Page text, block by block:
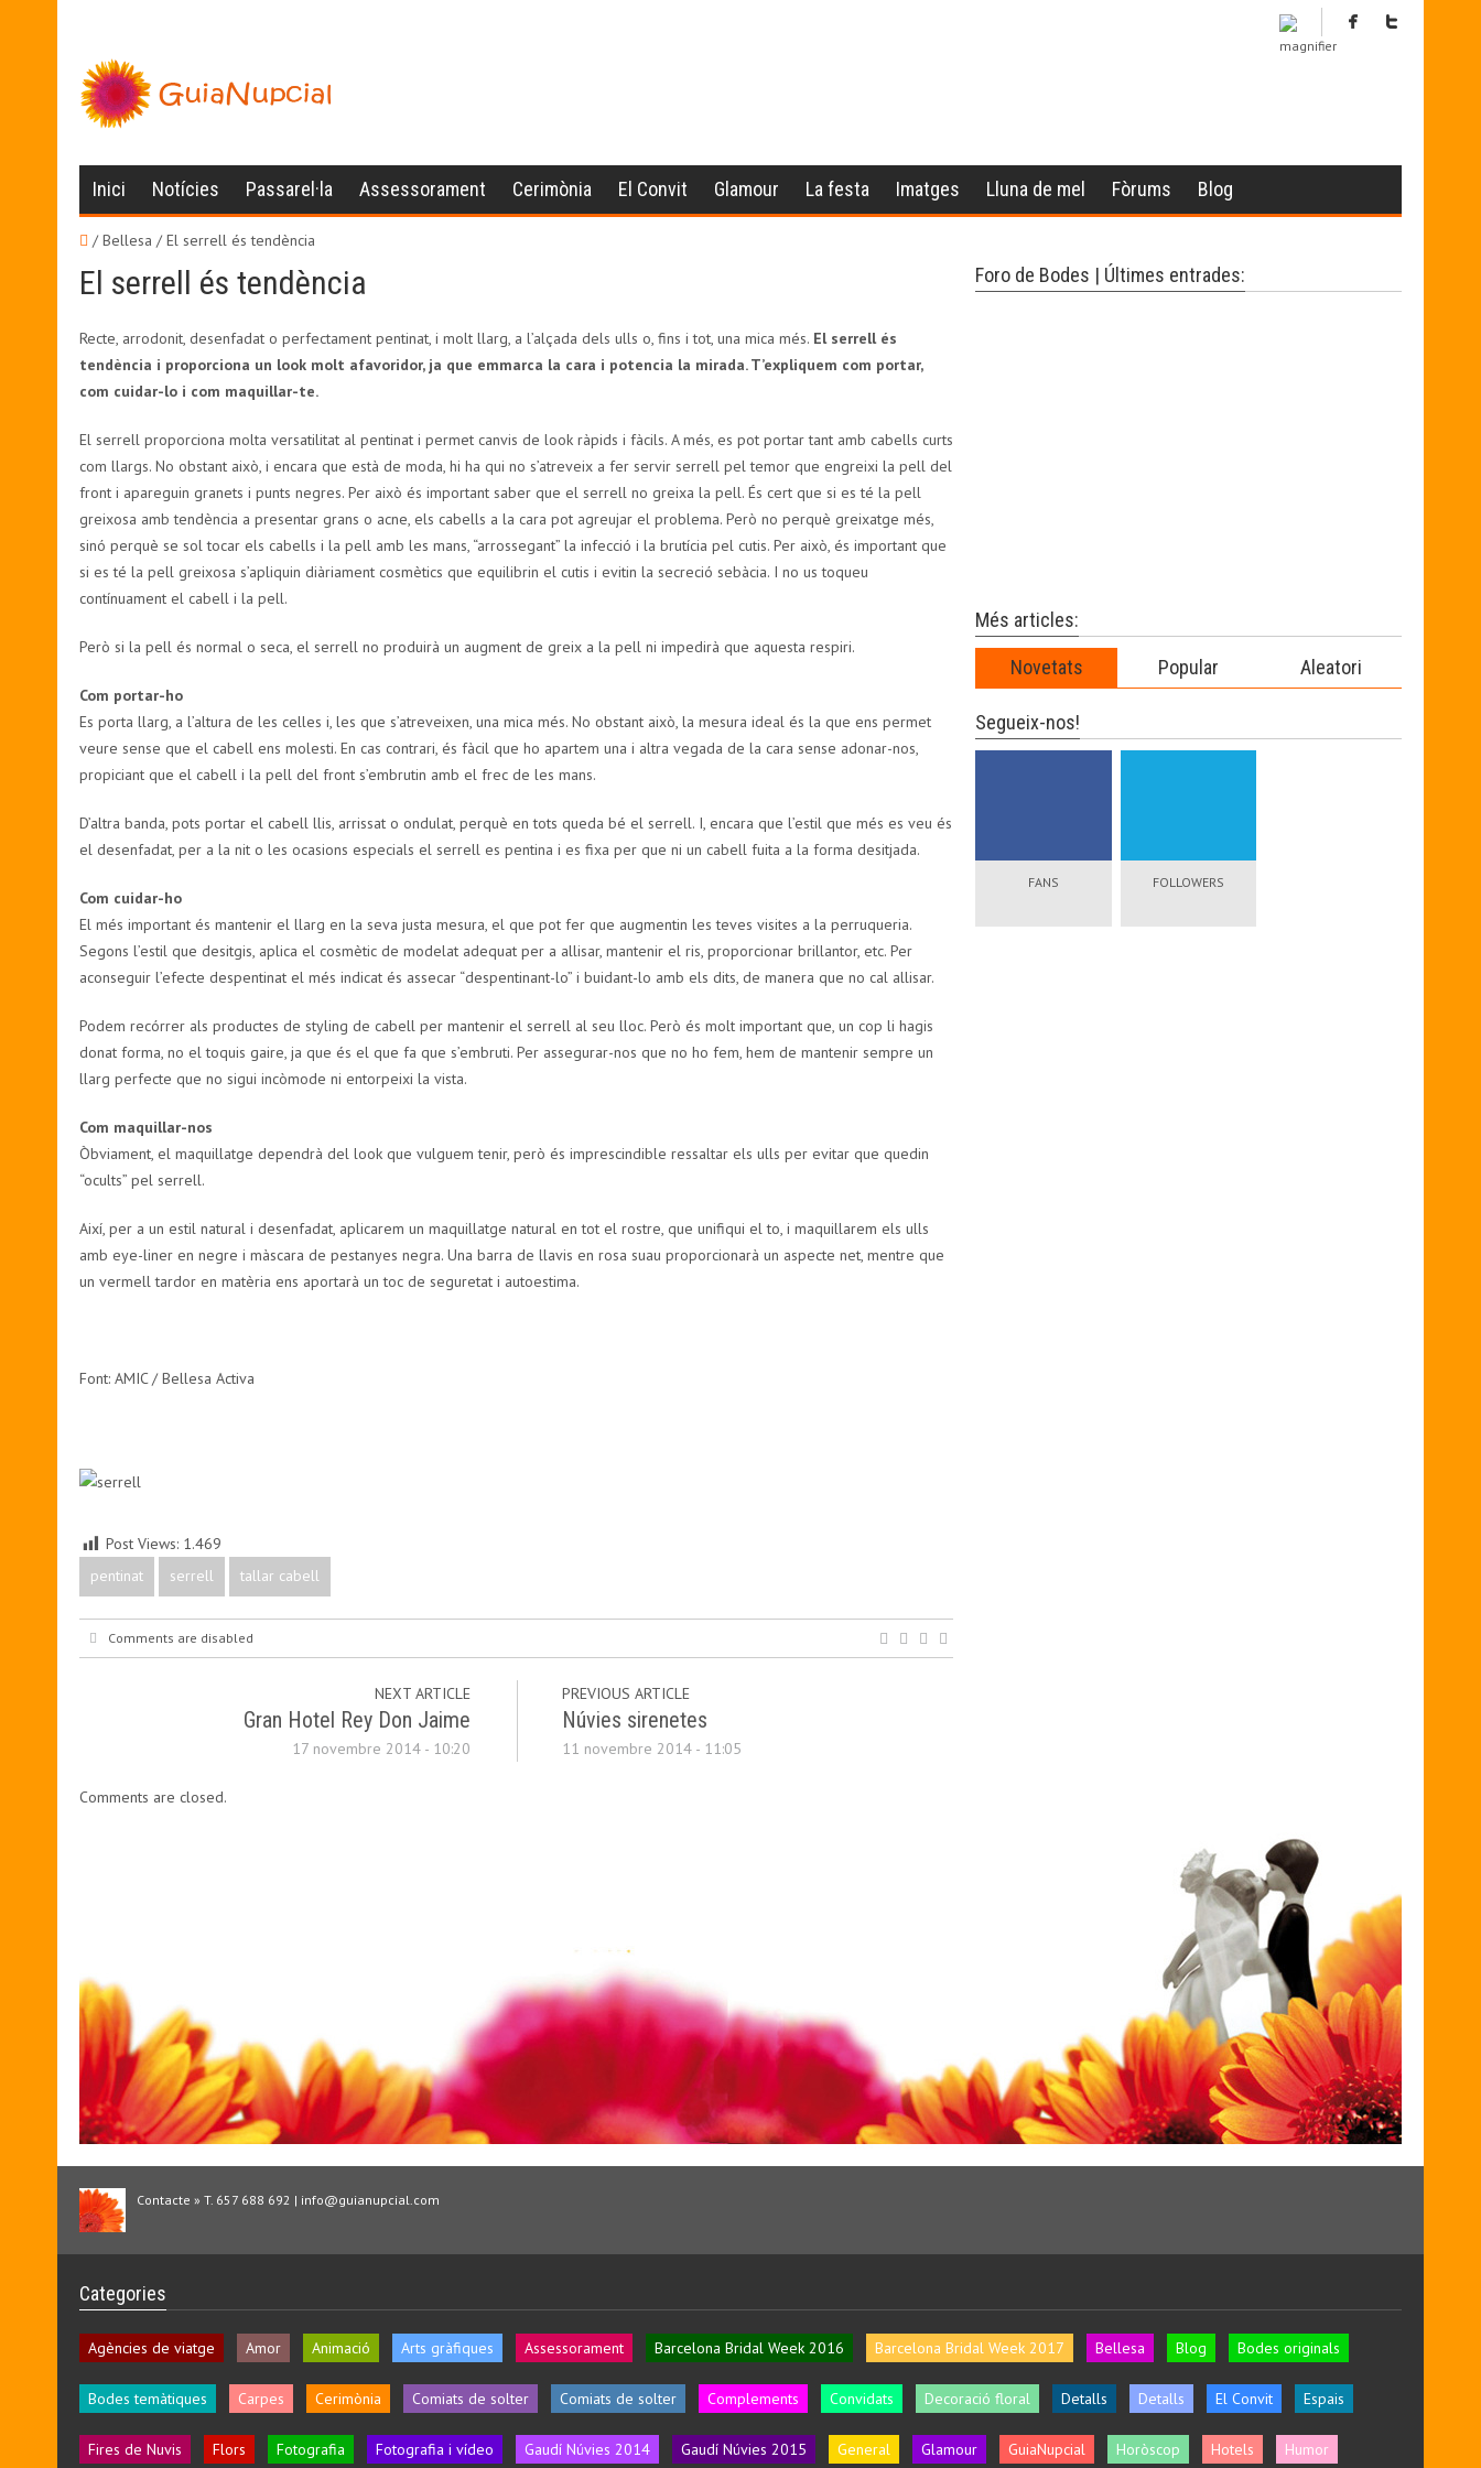
Inici Notícies Passarel·la Assessorament Cerimònia El Convit Glamour La festa Imatges Lluna de mel Fòrums Blog
/ Bellesa /El serrell és tendència
El serrell és tendència
Recte, arrodonit, desenfadat o perfectament pentinat, i molt llarg, a l’alçada dels ulls o, fins i tot, una mica més. El serrell és
tendència i proporciona un look molt afavoridor, ja que emmarca la cara i potencia la mirada. T’expliquem com portar,
com cuidar-lo i com maquillar-te.
El serrell proporciona molta versatilitat al pentinat i permet canvis de look ràpids i fàcils. A més, es pot portar tant amb cabells curts
com llargs. No obstant això, i encara que està de moda, hi ha qui no s’atreveix a fer servir serrell pel temor que engreixi la pell del
front i apareguin granets i punts negres. Per això és important saber que el serrell no greixa la pell. És cert que si es té la pell
greixosa amb tendència a presentar grans o acne, els cabells a la cara pot agreujar el problema. Però no perquè greixatge més,
sinó perquè se sol tocar els cabells i la pell amb les mans, “arrossegant” la infecció i la brutícia pel cutis. Per això, és important que
si es té la pell greixosa s’apliquin diàriament cosmètics que equilibrin el cutis i evitin la secreció sebàcia. I no us toqueu
contínuament el cabell i la pell.
Però si la pell és normal o seca, el serrell no produirà un augment de greix a la pell ni impedirà que aquesta respiri.
Com portar-ho
Es porta llarg, a l’altura de les celles i, les que s’atreveixen, una mica més. No obstant això, la mesura ideal és la que ens permet
veure sense que el cabell ens molesti. En cas contrari, és fàcil que ho apartem una i altra vegada de la cara sense adonar-nos,
propiciant que el cabell i la pell del front s’embrutin amb el frec de les mans.
D’altra banda, pots portar el cabell llis, arrissat o ondulat, perquè en tots queda bé el serrell. I, encara que l’estil que més es veu és
el desenfadat, per a la nit o les ocasions especials el serrell es pentina i es fixa per que ni un cabell fuita a la forma desitjada.
Com cuidar-ho
El més important és mantenir el llarg en la seva justa mesura, el que pot fer que augmentin les teves visites a la perruqueria.
Segons l’estil que desitgis, aplica el cosmètic de modelat adequat per a allisar, mantenir el ris, proporcionar brillantor, etc. Per
aconseguir l’efecte despentinat el més indicat és assecar “despentinant-lo” i buidant-lo amb els dits, de manera que no cal allisar.
Podem recórrer als productes de styling de cabell per mantenir el serrell al seu lloc. Però és molt important que, un cop li hagis
donat forma, no el toquis gaire, ja que és el que fa que s’embruti. Per assegurar-nos que no ho fem, hem de mantenir sempre un
llarg perfecte que no sigui incòmode ni entorpeixi la vista.
Com maquillar-nos
Òbviament, el maquillatge dependrà del look que vulguem tenir, però és imprescindible ressaltar els ulls per evitar que quedin
“ocults” pel serrell.
Així, per a un estil natural i desenfadat, aplicarem un maquillatge natural en tot el rostre, que unifiqui el to, i maquillarem els ulls
amb eye-liner en negre i màscara de pestanyes negra. Una barra de llavis en rosa suau proporcionarà un aspecte net, mentre que
un vermell tardor en matèria ens aportarà un toc de seguretat i autoestima.
Font: AMIC / Bellesa Activa
Post Views: 1.469
pentinat
serrell tallar cabell
Comments are disabled
NEXT ARTICLE
Gran Hotel Rey Don Jaime
17 novembre 2014 - 10:20
PREVIOUS ARTICLE
Núvies sirenetes
11 novembre 2014 - 11:05
Comments are closed.
Foro de Bodes | Últimes entrades:
Més articles:
Novetats Popular Aleatori
Segueix-nos!
FANS FOLLOWERS
Contacte » T. 657 688 692 | info@guianupcial.com
Categories
Agències de viatge Amor Animació Arts gràfiques Assessorament Barcelona Bridal Week 2016 Barcelona Bridal Week 2017 Bellesa Blog Bodes originals
Bodes temàtiques Carpes Cerimònia Comiats de solter Comiats de solter Complements Convidats Decoració floral Detalls Detalls El Convit Espais
Fires de Nuvis Flors Fotografia Fotografia i vídeo Gaudí Núvies 2014 Gaudí Núvies 2015 General Glamour GuiaNupcial Horòscop Hotels Humor